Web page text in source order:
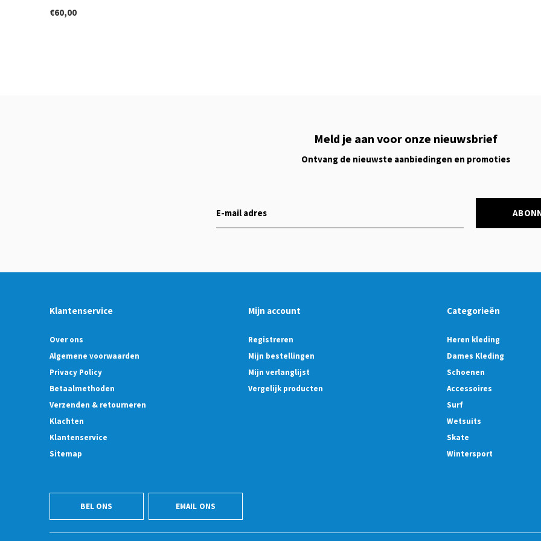
€60,00
Meld je aan voor onze nieuwsbrief
Ontvang de nieuwste aanbiedingen en promoties
Klantenservice
Over ons
Algemene voorwaarden
Privacy Policy
Betaalmethoden
Verzenden & retourneren
Klachten
Klantenservice
Sitemap
Mijn account
Registreren
Mijn bestellingen
Mijn verlanglijst
Vergelijk producten
Categorieën
Heren kleding
Dames Kleding
Schoenen
Accessoires
Surf
Wetsuits
Skate
Wintersport
BEL ONS EMAIL ONS